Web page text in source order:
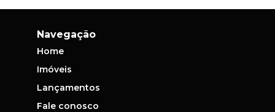
Navegação
Home
Imóveis
Lançamentos
Fale conosco